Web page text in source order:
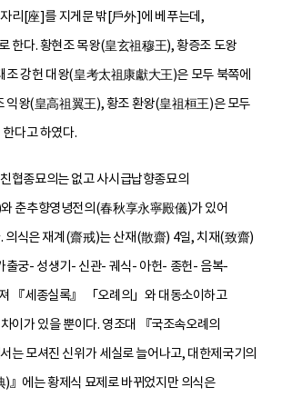
리[座]를 지게문 밖[戶外]에 베푸는데,
한다. 황현조 목왕(皇玄祖穆王), 황증조 도왕
강헌 대왕(皇考太祖康獻大王)은 모두 북쪽에
익왕(皇高祖翼王), 황조 환왕(皇祖桓王)은 모두
다고 하였다.
협종묘의는 없고 사시급납향종묘의
춘추향영녕전의(春秋享永寧殿儀)가 있어
의식은 재계(齋戒)는 산재(散齋) 4일, 치재(致齋)
출궁- 성생기- 신관- 궤식- 아헌- 종헌- 음복-
『세종실록』 「오례의」와 대동소이하고
이가 있을 뿐이다. 영조대 『국조속오례의
모셔진 신위가 세실로 늘어나고, 대한제국기의
)』에는 황제식 묘제로 바뀌었지만 의식은